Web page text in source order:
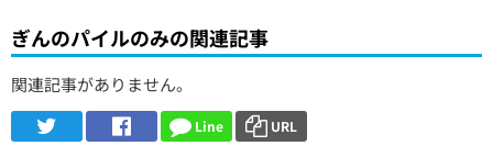
ぎんのパイルのみの関連記事
関連記事がありません。
Line URL